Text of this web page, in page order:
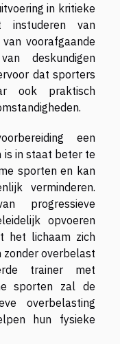
in kritieke
instuderen van
voorafgaande
deskundigen
dat sporters
ook praktisch
een
is in staat beter te
sporten en kan
verminderen.
progressieve
opvoeren
het lichaam zich
zonder overbelast
trainer met
sporten zal de
overbelasting
hun fysieke